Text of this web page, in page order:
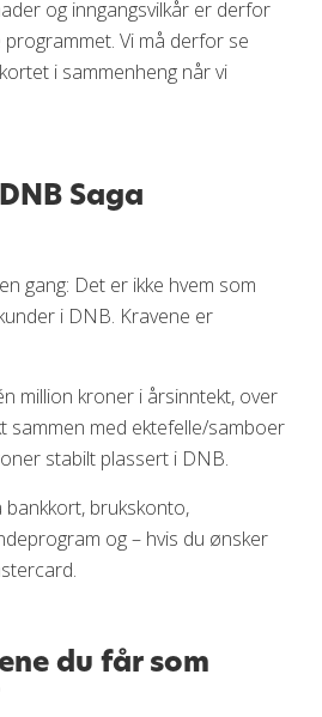
og inngangsvilkår er derfor
Vi må derfor se
i sammenheng når vi
Saga
gang: Det er ikke hvem som
i DNB. Kravene er
million kroner i årsinntekt, over
sammen med ektefelle/samboer
stabilt plassert i DNB.
bankkort, brukskonto,
og – hvis du ønsker
du får som